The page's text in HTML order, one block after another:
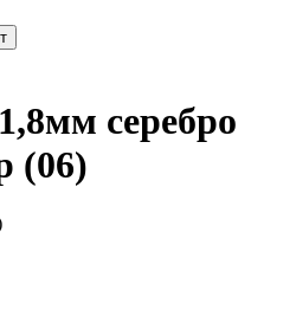
серебро
(06)